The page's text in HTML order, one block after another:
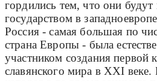
гордились тем, что они
государством в
Россия - самая большая по
страна Европы - была
участником создания первой
славянского мира в ХХI